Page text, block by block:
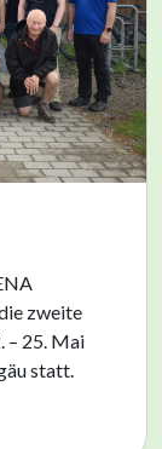
zweite
– 25. Mai
statt.